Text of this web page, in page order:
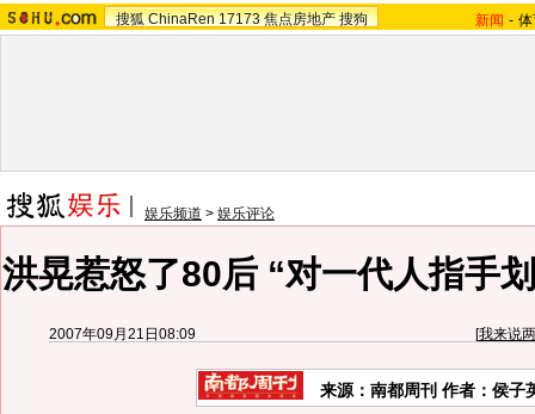
搜狐 ChinaRen 17173 焦点房地产 搜狗 新闻 -
娱乐频道 > 娱乐评论
洪晃惹怒了80后 “对一代人指手
2007年09月21日08:09 [我来说
来源：南都周刊 作者：侯子